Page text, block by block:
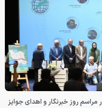
روز خبرنگار و اهدای جوایز